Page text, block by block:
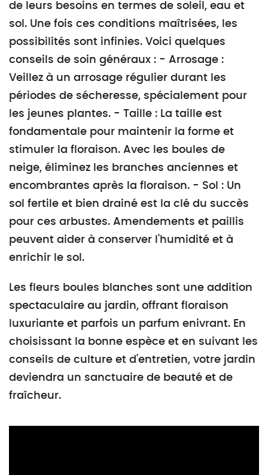
de leurs besoins en termes de soleil, eau et
sol. Une fois ces conditions maîtrisées, les
possibilités sont infinies. Voici quelques
conseils de soin généraux : - Arrosage :
Veillez à un arrosage régulier durant les
périodes de sécheresse, spécialement pour
les jeunes plantes. - Taille : La taille est
fondamentale pour maintenir la forme et
stimuler la floraison. Avec les boules de
neige, éliminez les branches anciennes et
encombrantes après la floraison. - Sol : Un
sol fertile et bien drainé est la clé du succès
pour ces arbustes. Amendements et paillis
peuvent aider à conserver l'humidité et à
enrichir le sol.
Les fleurs boules blanches sont une addition
spectaculaire au jardin, offrant floraison
luxuriante et parfois un parfum enivrant. En
choisissant la bonne espèce et en suivant les
conseils de culture et d'entretien, votre jardin
deviendra un sanctuaire de beauté et de
fraîcheur.